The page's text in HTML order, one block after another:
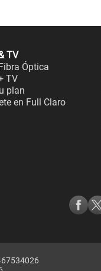
TV
Óptica
TV
plan
en Full Claro